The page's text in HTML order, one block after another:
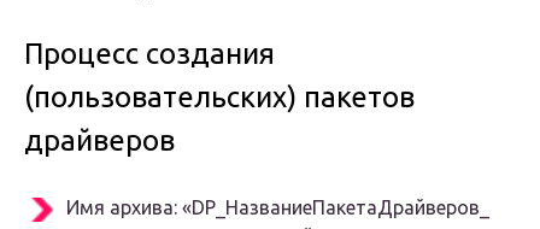
Процесс создания
(пользовательских) пакетов
драйверов
Имя архива: «DP_НазваниеПакетаДрайверов_